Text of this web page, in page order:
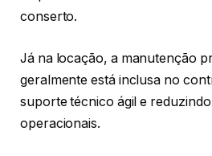
conserto.
Já na locação, a manutenção
geralmente está inclusa no
suporte técnico ágil e
operacionais.